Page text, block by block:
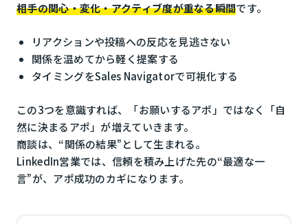
相手の関心・変化・アクティブ度が重なる瞬間です。
リアクションや投稿への反応を見逃さない
関係を温めてから軽く提案する
タイミングをSales Navigatorで可視化する
この3つを意識すれば、「お願いするアポ」ではなく「自
然に決まるアポ」が増えていきます。
商談は、“関係の結果”として生まれる。
LinkedIn営業では、信頼を積み上げた先の“最適な一
言”が、アポ成功のカギになります。